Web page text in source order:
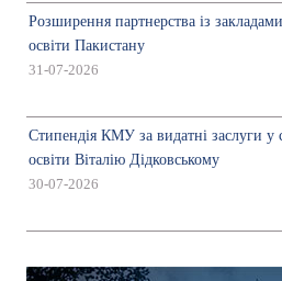
Розширення партнерства із
освіти Пакистану
31-07-2026
Стипендія КМУ за видатні заслуги у
освіти Віталію Дідковському
30-07-2026